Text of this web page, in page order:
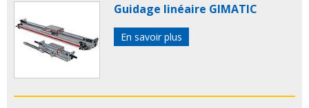
Guidage linéaire GIMATIC
En savoir plus